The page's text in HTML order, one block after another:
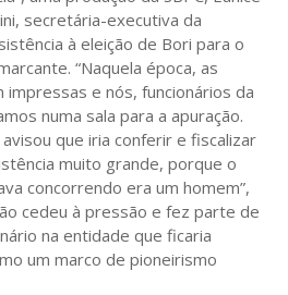
secretária-executiva da
à eleição de Bori para o
“Naquela época, as
e nós, funcionários da
numa sala para a apuração.
que iria conferir e fiscalizar
muito grande, porque o
concorrendo era um homem”,
cedeu à pressão e fez parte de
na entidade que ficaria
um marco de pioneirismo